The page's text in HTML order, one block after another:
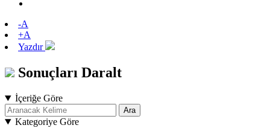
-A
+A
Yazdır
Sonuçları Daralt
İçeriğe Göre
Ara
Kategoriye Göre